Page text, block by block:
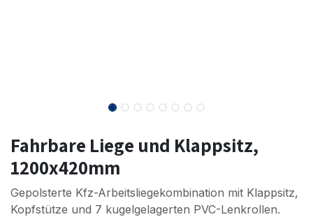
Fahrbare Liege und Klappsitz,
1200x420mm
Gepolsterte Kfz-Arbeitsliegekombination mit Klappsitz,
Kopfstütze und 7 kugelgelagerten PVC-Lenkrollen.